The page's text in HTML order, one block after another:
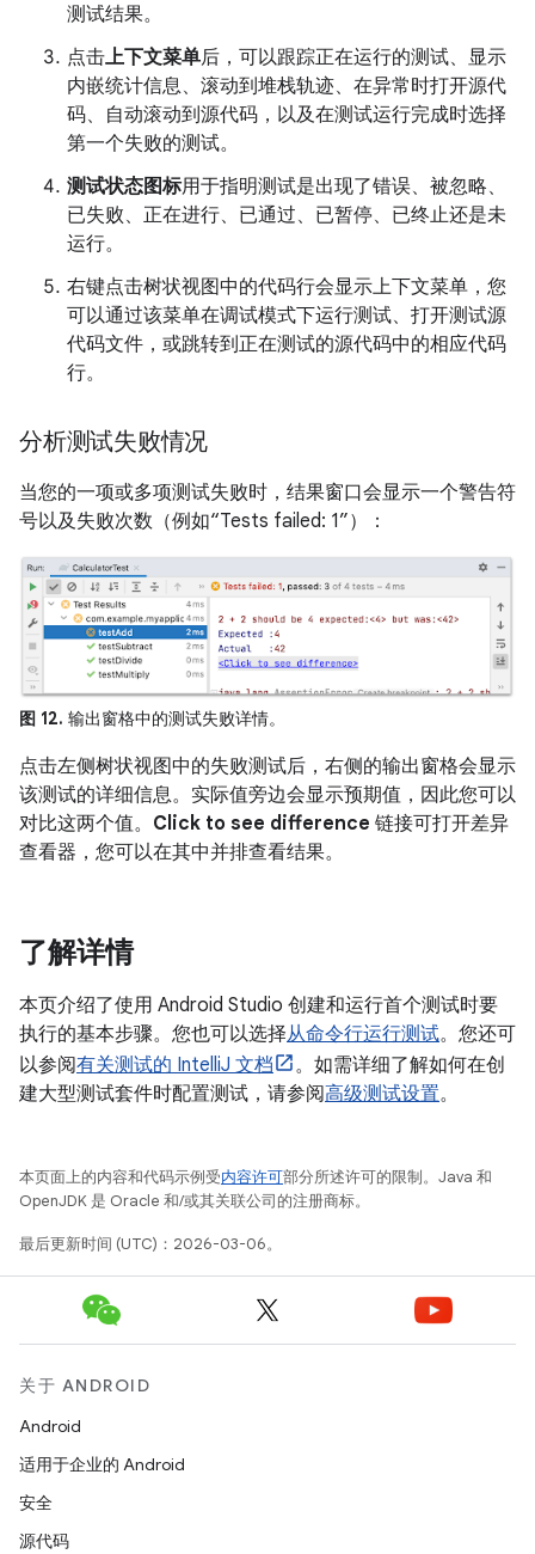
测试结果。
点击上下文菜单后，可以跟踪正在运行的测试、显示
内嵌统计信息、滚动到堆栈轨迹、在异常时打开源代
码、自动滚动到源代码，以及在测试运行完成时选择
第一个失败的测试。
测试状态图标用于指明测试是出现了错误、被忽略、
已失败、正在进行、已通过、已暂停、已终止还是未
运行。
右键点击树状视图中的代码行会显示上下文菜单，您
可以通过该菜单在调试模式下运行测试、打开测试源
代码文件，或跳转到正在测试的源代码中的相应代码
行。
分析测试失败情况
当您的一项或多项测试失败时，结果窗口会显示一个警告符
号以及失败次数（例如“Tests failed: 1”）：
图 12. 输出窗格中的测试失败详情。
点击左侧树状视图中的失败测试后，右侧的输出窗格会显示
该测试的详细信息。实际值旁边会显示预期值，因此您可以
对比这两个值。 Click to see difference 链接可打开差异
查看器，您可以在其中并排查看结果。
了解详情
本页介绍了使用 Android Studio 创建和运行首个测试时要
执行的基本步骤。您也可以选择从命令行运行测试。您还可
以参阅有关测试的 IntelliJ 文档
。如需详细了解如何在创
建大型测试套件时配置测试，请参阅高级测试设置。
本页面上的内容和代码示例受内容许可部分所述许可的限制。Java 和
OpenJDK 是 Oracle 和/或其关联公司的注册商标。
最后更新时间 (UTC)：2026-03-06。
关于 ANDROID
Android
适用于企业的 Android
安全
源代码